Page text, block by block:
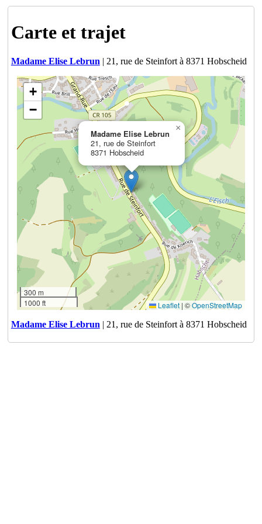
Carte et trajet
Madame Elise Lebrun | 21, rue de Steinfort à 8371 Hobscheid
Madame Elise Lebrun
21, rue de Steinfort
8371 Hobscheid
×
+
−
300 m
1000 ft
Leaflet | ©OpenStreetMap
Madame Elise Lebrun | 21, rue de Steinfort à 8371 Hobscheid